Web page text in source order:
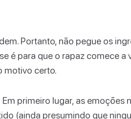
Portanto, não pegue os
é para que o rapaz comece a
motivo certo.
primeiro lugar, as emoções
(ainda presumindo que